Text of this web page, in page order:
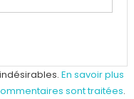
En savoir plus
sont traitées.